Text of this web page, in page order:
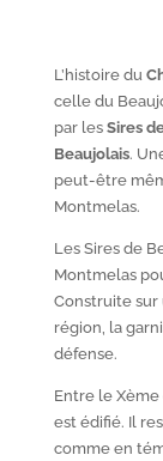
L’histoire du
celle du
par les Sires
Beaujolais.
peut-être
Montmelas.
Les Sires de
Montmelas
Construite
région, la
défense.
Entre le Xème
est édifié. Il
comme en